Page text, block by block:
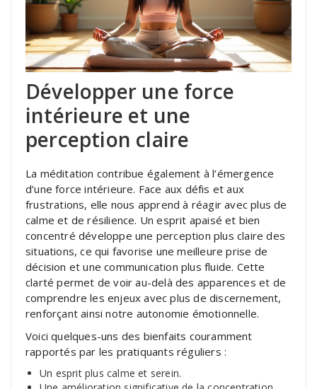
Développer une force
intérieure et une
perception claire
La méditation contribue également à l’émergence
d’une force intérieure. Face aux défis et aux
frustrations, elle nous apprend à réagir avec plus de
calme et de résilience. Un esprit apaisé et bien
concentré développe une perception plus claire des
situations, ce qui favorise une meilleure prise de
décision et une communication plus fluide. Cette
clarté permet de voir au-delà des apparences et de
comprendre les enjeux avec plus de discernement,
renforçant ainsi notre autonomie émotionnelle.
Voici quelques-uns des bienfaits couramment
rapportés par les pratiquants réguliers :
Un esprit plus calme et serein.